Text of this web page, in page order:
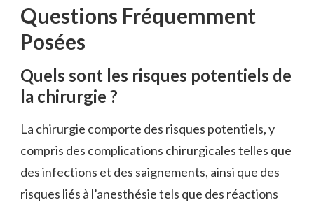
Questions Fréquemment
Posées
Quels sont les risques potentiels de
la chirurgie ?
La chirurgie comporte des risques potentiels, y
compris des complications chirurgicales telles que
des infections et des saignements, ainsi que des
risques liés à l’anesthésie tels que des réactions